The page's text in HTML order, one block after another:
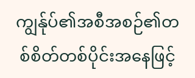
ကျွန်ုပ်၏အစီအစဉ်၏တ
စ်စိတ်တစ်ပိုင်းအနေဖြင့်